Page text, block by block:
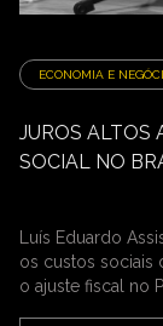
ECONOMIA E
JUROS ALTOS
SOCIAL NO
Luís Eduardo
os custos sociais
o ajuste fiscal no